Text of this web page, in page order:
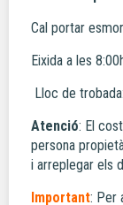
Cal portar
Eixida a les
Lloc de
Atenció: El
persona
i arreplegar els
Important: Per